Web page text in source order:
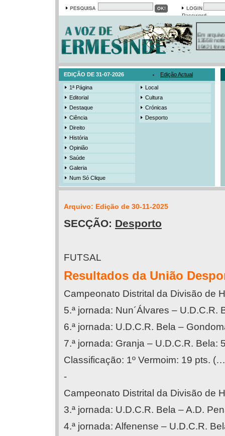
Password
Em arquivo
13558
19421
385
EDIÇÃO DE 31-07-2026 Edição Actual
1ª Página
Editorial
Destaque
Ciência
Direito
História
Opinião
Saúde
Galeria
Num Só Clique
Local
Cultura
Crónicas
Desporto
Arquivo: Edição de 30-11-2025
SECÇÃO: Desporto
FUTSAL
Resultados da União
Campeonato Distrital da Divisão de
5.ª jornada: Nun´Álvares – U.D.C.R.
6.ª jornada: U.D.C.R. Bela –
7.ª jornada: Granja – U.D.C.R. Bela:
Classificação: 1º Vermoim: 19 pts.
-
Campeonato Distrital da Divisão de
3.ª jornada: U.D.C.R. Bela – A.D.
4.ª jornada: Alfenense – U.D.C.R.